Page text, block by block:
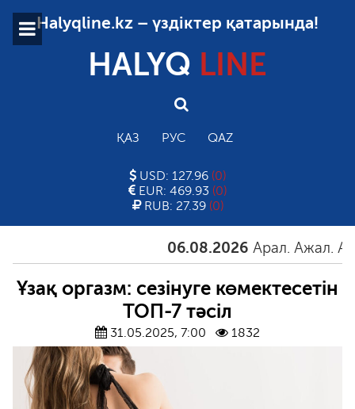
Halyqline.kz – үздіктер қатарында!
HALYQ LINE
ҚАЗ РУС QAZ
USD: 127.96 (0)
EUR: 469.93 (0)
RUB: 27.39 (0)
06.08.2026 Арал. Ажал. Айғақ
Ұзақ оргазм: сезінуге көмектесетін
ТОП-7 тәсіл
31.05.2025, 7:00 1832